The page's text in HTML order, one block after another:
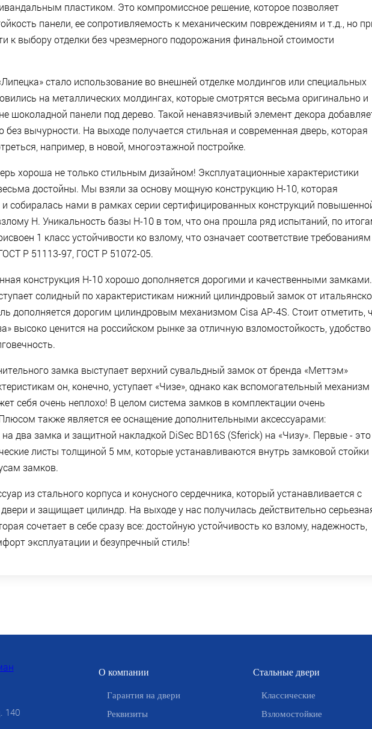
пластиком. Это компромиссное решение, которое позволяет
панели, ее сопротивляемость к механическим повреждениям и т.д., но
к выбору отделки без чрезмерного подорожания финальной стоимости
стало использование во внешней отделке молдингов или специальных
на металлических молдингах, которые смотрятся весьма оригинально и
шоколадной панели под дерево. Такой ненавязчивый элемент декора
без вычурности. На выходе получается стильная и современная дверь, которая
например, в новой, многоэтажной постройке.
хороша не только стильным дизайном! Эксплуатационные характеристики
достойны. Мы взяли за основу мощную конструкцию Н-10, которая
собиралась нами в рамках серии сертифицированных конструкций
Н. Уникальность базы Н-10 в том, что она прошла ряд испытаний, по
1 класс устойчивости ко взлому, что означает соответствие требованиям
Р 51113-97, ГОСТ Р 51072-05.
конструкция Н-10 хорошо дополняется дорогими и качественными замками.
солидный по характеристикам нижний цилиндровый замок от
дополняется дорогим цилиндровым механизмом Cisa AP-4S. Стоит отметить,
высоко ценится на российском рынке за отличную взломостойкость, удобство
замка выступает верхний сувальдный замок от бренда «Меттэм»
он, конечно, уступает «Чизе», однако как вспомогательный механизм
себя очень неплохо! В целом система замков в комплектации очень
также является ее оснащение дополнительными аксессуарами:
два замка и защитной накладкой DiSec BD16S (Sferick) на «Чизу». Первые - это
листы толщиной 5 мм, которые устанавливаются внутрь замковой стойки
замков.
из стального корпуса и конусного сердечника, который устанавливается с
и защищает цилиндр. На выходе у нас получилась действительно
сочетает в себе сразу все: достойную устойчивость ко взлому, надежность,
эксплуатации и безупречный стиль!
140
О компании
Гарантия на двери
Реквизиты
Стальные двери
Классические
Взломостойкие